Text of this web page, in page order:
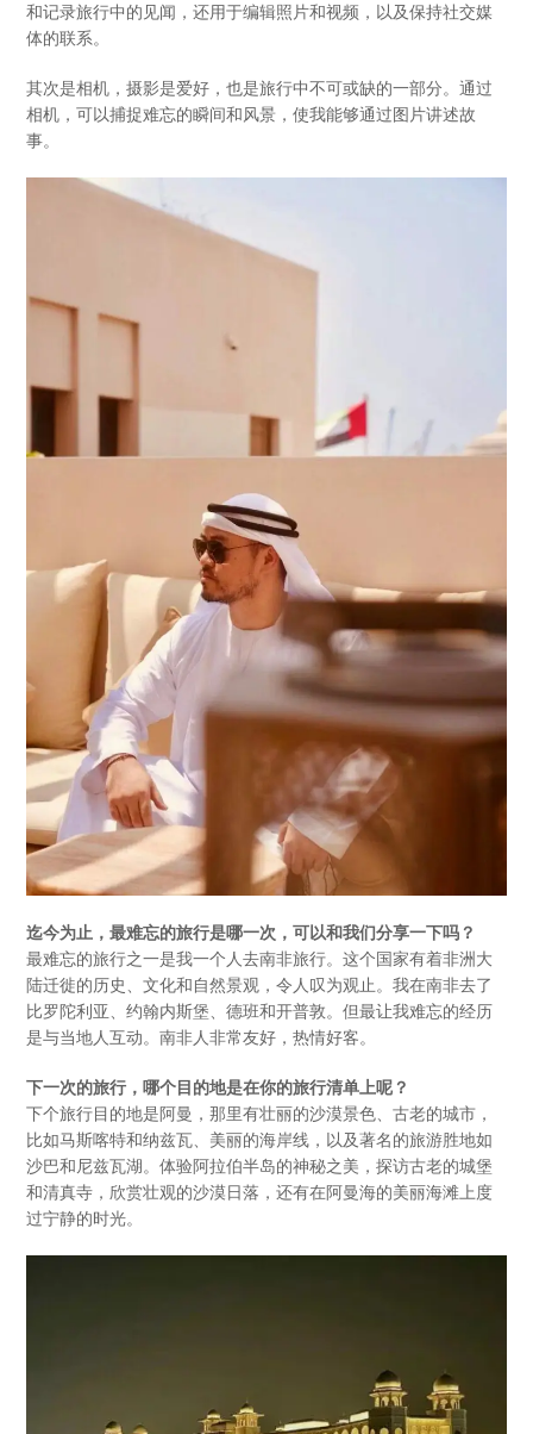
和记录旅行中的见闻，还用于编辑照片和视频，以及保持社交媒
体的联系。
其次是相机，摄影是爱好，也是旅行中不可或缺的一部分。通过
相机，可以捕捉难忘的瞬间和风景，使我能够通过图片讲述故
事。
迄今为止，最难忘的旅行是哪一次，可以和我们分享一下吗？
最难忘的旅行之一是我一个人去南非旅行。这个国家有着非洲大
陆迁徙的历史、文化和自然景观，令人叹为观止。我在南非去了
比罗陀利亚、约翰内斯堡、德班和开普敦。但最让我难忘的经历
是与当地人互动。南非人非常友好，热情好客。
下一次的旅行，哪个目的地是在你的旅行清单上呢？
下个旅行目的地是阿曼，那里有壮丽的沙漠景色、古老的城市，
比如马斯喀特和纳兹瓦、美丽的海岸线，以及著名的旅游胜地如
沙巴和尼兹瓦湖。体验阿拉伯半岛的神秘之美，探访古老的城堡
和清真寺，欣赏壮观的沙漠日落，还有在阿曼海的美丽海滩上度
过宁静的时光。